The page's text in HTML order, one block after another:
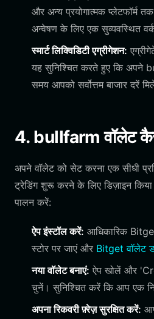
और अन्य प्रयोगात्मक
अन्वेषण के लिए एक सुव्यवस्थित
स्मार्ट लिक्विडिटी एग्रीगेशन:
यह सुनिश्चित करते हुए कि अपने
समय आपको सर्वोत्तम बाजार दरें
4. bullfarm वॉलेट
अपने वॉलेट को सेट करना एक सीधी
ट्रेडिंग शुरू करने के लिए डिज़ाइन
पालन करें:
ऐप इंस्टॉल करें: आधिकारिक
स्टोर पर जाएं और Bitget वॉलेट
नया वॉलेट बनाएं: ऐप खोलें और
चुनें। सुनिश्चित करें कि आप एक
अपना रिकवरी फ़्रेज़ सुरक्षित करें: